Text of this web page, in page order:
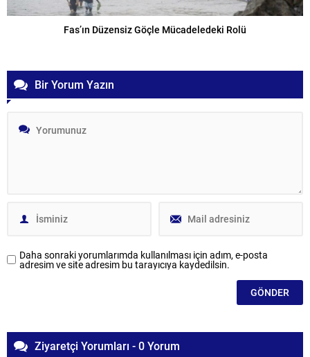
Fas’ın Düzensiz Göçle Mücadeledeki Rolü
Bir Yorum Yazın
Daha sonraki yorumlarımda kullanılması için adım, e-posta
adresim ve site adresim bu tarayıcıya kaydedilsin.
Ziyaretçi Yorumları - 0 Yorum